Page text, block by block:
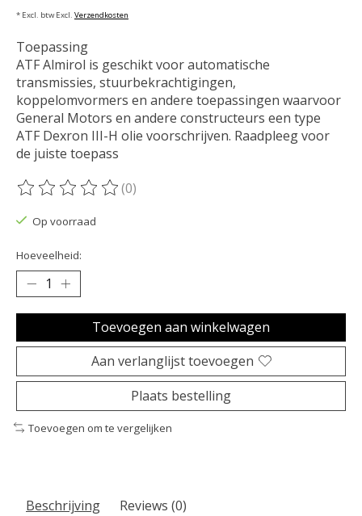
* Excl. btw Excl. Verzendkosten
Toepassing
ATF Almirol is geschikt voor automatische
transmissies, stuurbekrachtigingen,
koppelomvormers en andere toepassingen waarvoor
General Motors en andere constructeurs een type
ATF Dexron III-H olie voorschrijven. Raadpleeg voor
de juiste toepass
De beoordeling van dit product is
(0)
Op voorraad
Hoeveelheid:
Toevoegen aan winkelwagen
Aan verlanglijst toevoegen
Plaats bestelling
Toevoegen om te vergelijken
Beschrijving Reviews (0)